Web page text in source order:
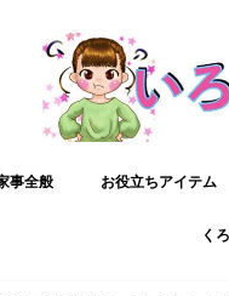
事全般 お役立ちアイテム
く